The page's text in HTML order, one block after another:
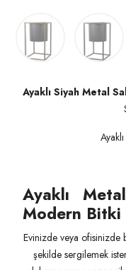
Ayaklı Siyah Metal
Ayaklı
Modern Bitki
Evinizde veya ofisinizde
şekilde sergilemek